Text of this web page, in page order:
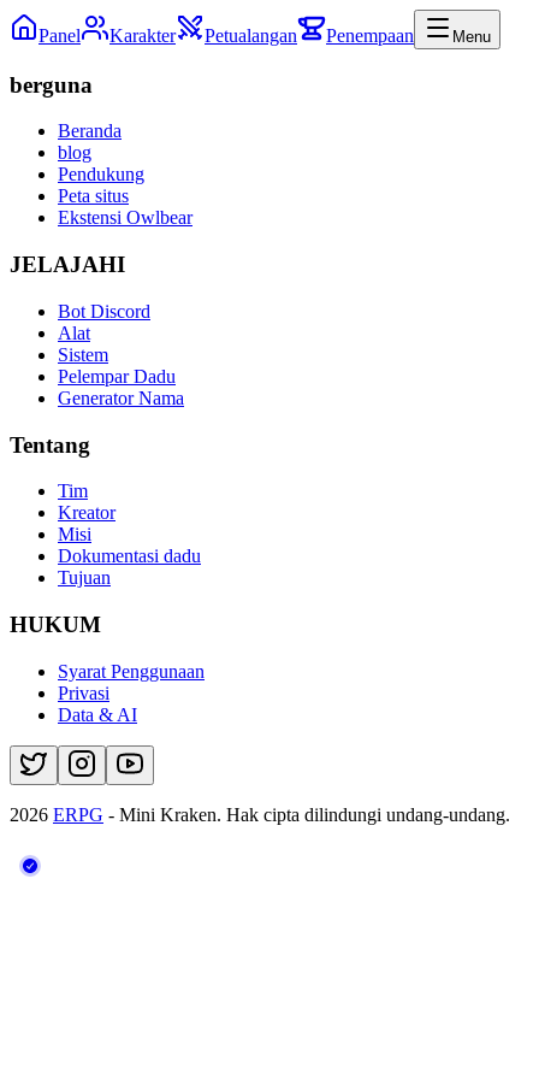
Panel Karakter Petualangan Penempaan Menu
berguna
Beranda
blog
Pendukung
Peta situs
Ekstensi Owlbear
JELAJAHI
Bot Discord
Alat
Sistem
Pelempar Dadu
Generator Nama
Tentang
Tim
Kreator
Misi
Dokumentasi dadu
Tujuan
HUKUM
Syarat Penggunaan
Privasi
Data & AI
2026 ERPG - Mini Kraken. Hak cipta dilindungi undang-undang.